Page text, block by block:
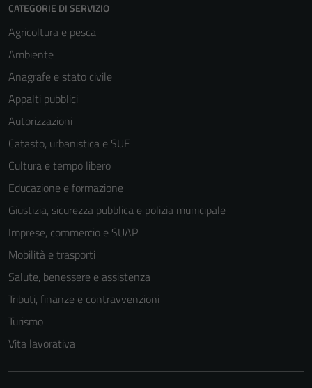
CATEGORIE DI SERVIZIO
Agricoltura e pesca
Ambiente
Anagrafe e stato civile
Appalti pubblici
Autorizzazioni
Catasto, urbanistica e SUE
Cultura e tempo libero
Educazione e formazione
Giustizia, sicurezza pubblica e polizia municipale
Imprese, commercio e SUAP
Mobilità e trasporti
Salute, benessere e assistenza
Tributi, finanze e contravvenzioni
Turismo
Vita lavorativa
Tecnici